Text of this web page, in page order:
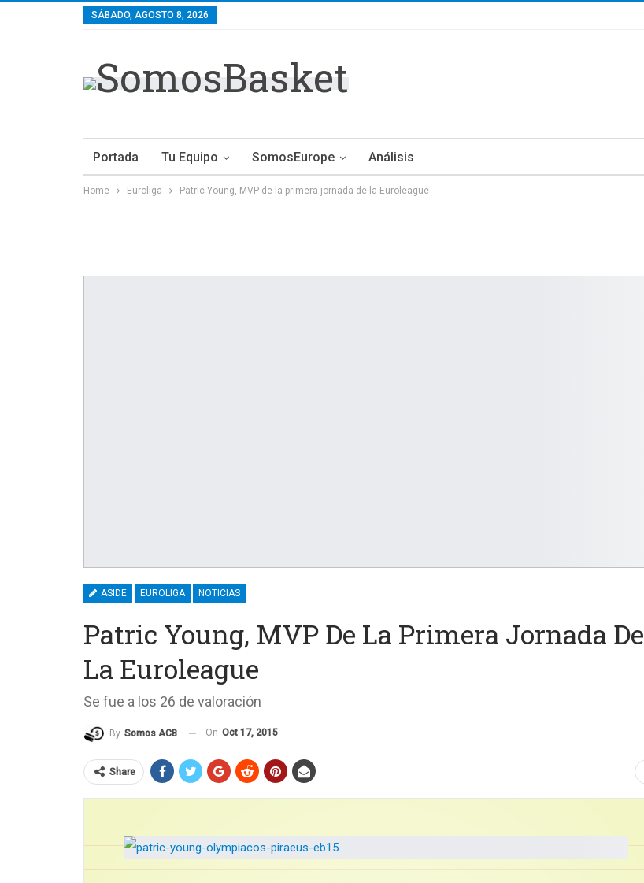
SÁBADO, AGOSTO 8, 2026
Portada Tu Equipo SomosEurope Análisis
Home Euroliga Patric Young, MVP de la primera jornada de la Euroleague
ASIDE EUROLIGA NOTICIAS
Patric Young, MVP De La Primera Jornada De
La Euroleague
Se fue a los 26 de valoración
By Somos ACB On Oct 17, 2015
Share